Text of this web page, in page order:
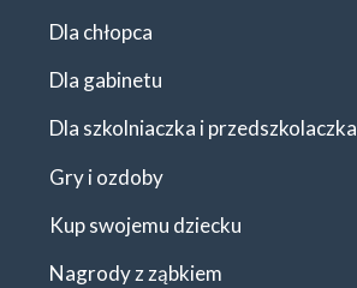
Dla chłopca
Dla gabinetu
Dla szkolniaczka i przedszkolaczka
Gry i ozdoby
Kup swojemu dziecku
Nagrody z ząbkiem